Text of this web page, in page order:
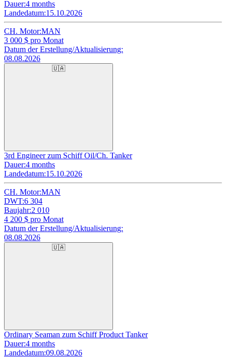
Dauer:4 months
Landedatum:15.10.2026
CH. Motor:MAN
3 000 $ pro Monat
Datum der Erstellung/Aktualisierung:
08.08.2026
🇺🇦
3rd Engineer zum Schiff Oil/Ch. Tanker
Dauer:4 months
Landedatum:15.10.2026
CH. Motor:MAN
DWT:6 304
Baujahr:2 010
4 200 $ pro Monat
Datum der Erstellung/Aktualisierung:
08.08.2026
🇺🇦
Ordinary Seaman zum Schiff Product Tanker
Dauer:4 months
Landedatum:09.08.2026